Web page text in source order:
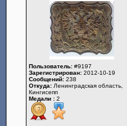
Пользователь: #9197
Зарегистрирован: 2012-10-19
Сообщений: 238
Откуда: Ленинградская область,
Кингисепп
Медали : 2